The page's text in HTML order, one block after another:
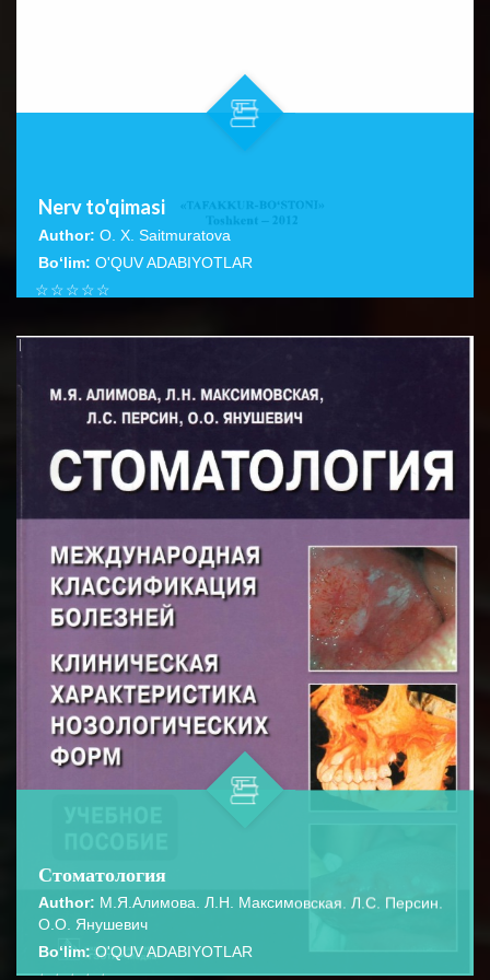
Nerv to'qimasi
Author: O. X. Saitmuratova
Bo‘lim: O'QUV ADABIYOTLAR
☆
☆
☆
☆
☆
Ushbu qo‘llanmada, asosan nerv hujayralarining tuzilishi,
to‘qimasi,...
Стоматология
Author: М.Я.Алимова. Л.Н. Максимовская. Л.С. Персин.
О.О. Янушевич
Bo‘lim: O'QUV ADABIYOTLAR